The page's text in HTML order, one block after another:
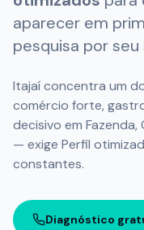
Comparativo de
Ganhar Seguidores
GBP Check -
APRENDA
Central de
Guia de Otimização
aparecer em
pesquisa por
Itajaí concentra um
comércio forte,
decisivo em
— exige Perfil
constantes.
Diagnóstico